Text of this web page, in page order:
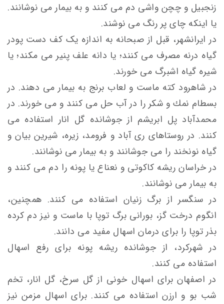
زنجبيل و چچن واشی دم می کنند و به بیمار می نوشانند.
یا اینکه چای پر رنگ می نوشند.
در ایرانشهر، قبل از صبحانه به اندازه یک کف دست پودر
گیاه درنه مصرف می کنند؛ یا دانه علف پنیر می مکند؛ یا
شیره گیاه اشبرگ می خورند.
در شاهرود كته ماست و لعاب برنج به بیمار می دهند. در
بسطام نمك و شكر را در آب حل می کنند و می خورند. در
محمدآباد پل ابريشم از جوشانده گل انار استفاده می
كنند. در روستاهای ری آباد و فرومد، زيره، شيرين بيان و
گياه نونخند را می جوشانند و به بیمار می نوشانند.
در خراسان ریشه کاکوتی و نعناع یا پونه را دم می کنند و
به بیمار می نوشانند.
در سنگسر از برگ زنیان استفاده می کنند. همچنین،
انگوم درخت گز، بورانی برگ توپا با ماست و نیز دم کرده
بذر توپا را برای درمان اسهال مفید می دانند.
در شهرکرد، از جوشانده ریشه پونه برای رفع اسهال
استفاده می کنند.
در اصفهان برای اسهال خونی از گل سرخ، گل انار، تخم
شب بو و ارزن استفاده می کنند. برای اسهال مزمن نیز